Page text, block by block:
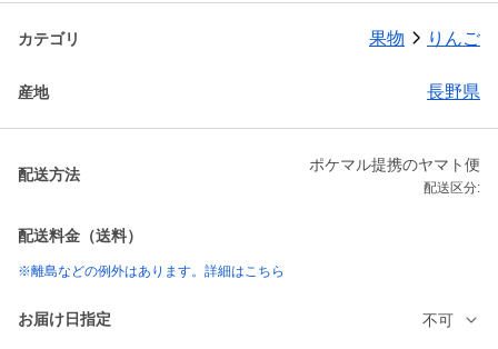
カテゴリ 果物 りんご
産地 長野県
配送方法
ポケマル提携のヤマト便
配送区分:
配送料金（送料）
※離島などの例外はあります。詳細はこちら
お届け日指定 不可